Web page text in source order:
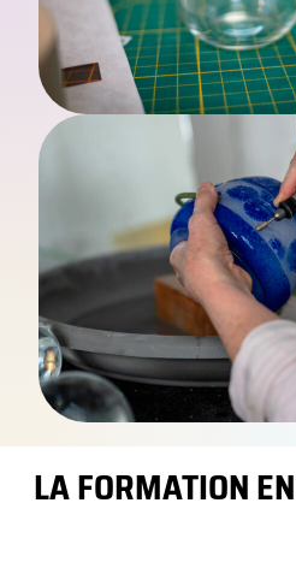
LA FORMATION